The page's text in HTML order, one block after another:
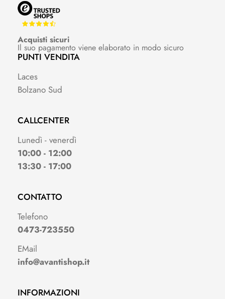
Acquisti sicuri
Il suo pagamento viene elaborato in modo sicuro
PUNTI VENDITA
Laces
Bolzano Sud
CALLCENTER
Lunedì - venerdì
10:00 - 12:00
13:30 - 17:00
CONTATTO
Telefono
0473-723550
EMail
info@avantishop.it
INFORMAZIONI